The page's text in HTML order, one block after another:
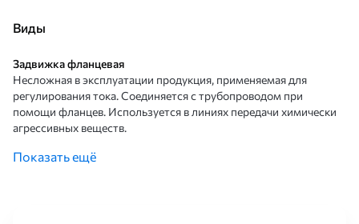
Виды
Задвижка фланцевая
Несложная в эксплуатации продукция, применяемая для
регулирования тока. Соединяется с трубопроводом при
помощи фланцев. Используется в линиях передачи химически
агрессивных веществ.
Задвижка чугунная
Показать ещё